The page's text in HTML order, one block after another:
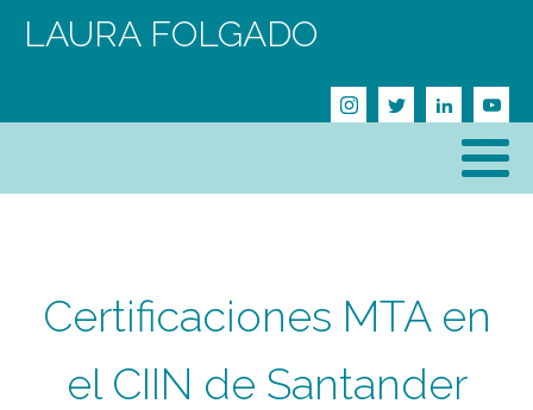
LAURA FOLGADO
Certificaciones MTA en
el CIIN de Santander